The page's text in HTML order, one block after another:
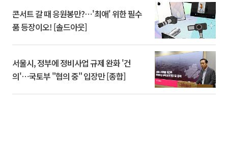
콘서트 갈 때 응원봉만?⋯'최애' 위한 필수
품 등장이오! [솔드아웃]
서울시, 정부에 정비사업 규제 완화 '건
의'⋯국토부 "협의 중" 입장만 [종합]